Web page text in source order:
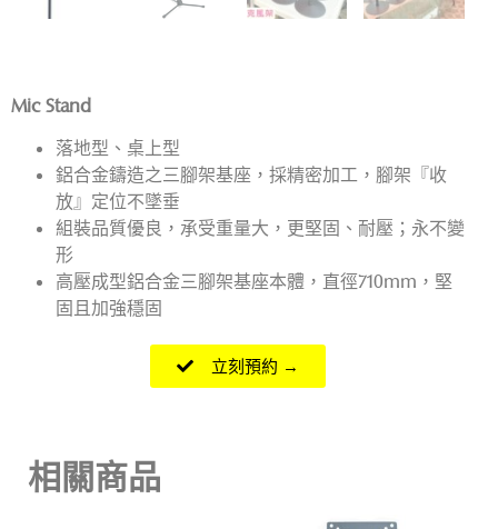
Mic Stand
落地型、桌上型
鋁合金鑄造之三腳架基座，採精密加工，腳架『收
放』定位不墜垂
組裝品質優良，承受重量大，更堅固、耐壓；永不變
形
高壓成型鋁合金三腳架基座本體，直徑710mm，堅
固且加強穩固
立刻預約 →
相關商品